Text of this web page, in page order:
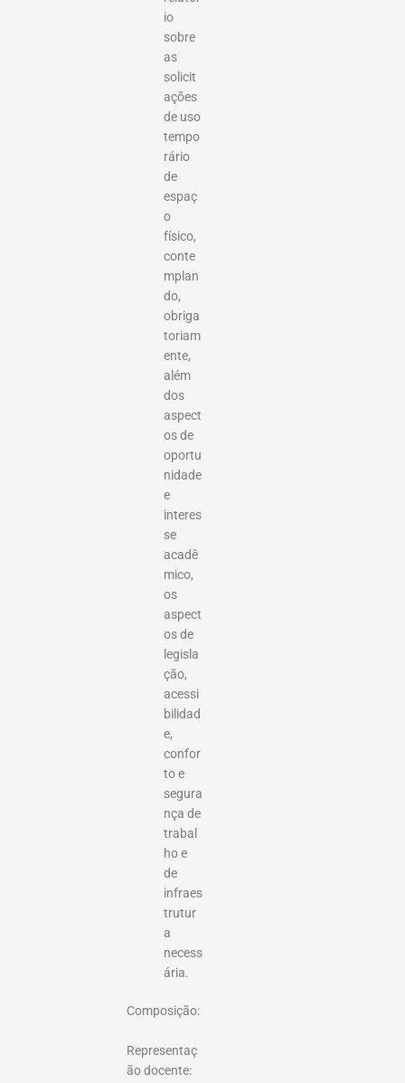
io
sobre
as
solicit
ações
de uso
tempo
rário
de
espaç
o
físico,
conte
mplan
do,
obriga
toriam
ente,
além
dos
aspect
os de
oportu
nidade
e
interes
se
acadê
mico,
os
aspect
os de
legisla
ção,
acessi
bilidad
e,
confor
to e
segura
nça de
trabal
ho e
de
infraes
trutur
a
necess
ária.
Composição:
Representaç
ão docente: